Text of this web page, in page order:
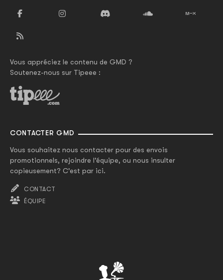
Vous appréciez le contenu de GMD ?
Soutenez-nous sur Tipeee :
CONTACTER GMD
Vous souhaitez nous contacter pour des envois
promotionnels, rejoindre l'équipe, ou nous insulter
copieusement? C'est par ici.
CONTACT
ÉQUIPE